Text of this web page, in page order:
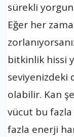
sürekli
Eğer her
bitkinlik hissi
seviyenizdeki
olabilir. Kan
vücut bu
fazla enerji